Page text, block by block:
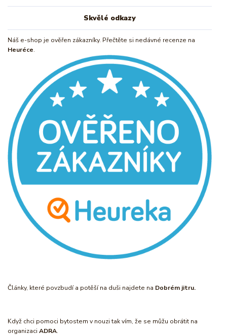
Skvělé odkazy
Náš e-shop je ověřen zákazníky. Přečtěte si nedávné recenze na
Heuréce.
Články, které povzbudí a potěší na duši najdete na Dobrém jitru.
Když chci pomoci bytostem v nouzi tak vím, že se můžu obrátit na
organizaci ADRA.